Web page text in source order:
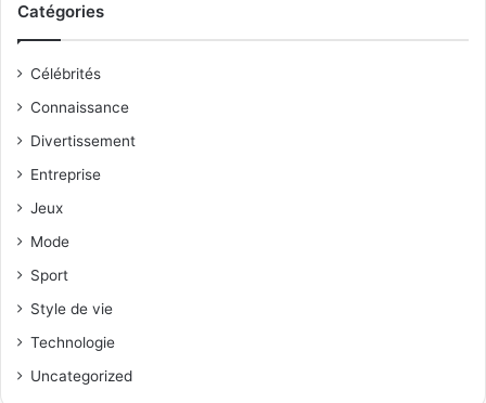
Catégories
Célébrités
Connaissance
Divertissement
Entreprise
Jeux
Mode
Sport
Style de vie
Technologie
Uncategorized